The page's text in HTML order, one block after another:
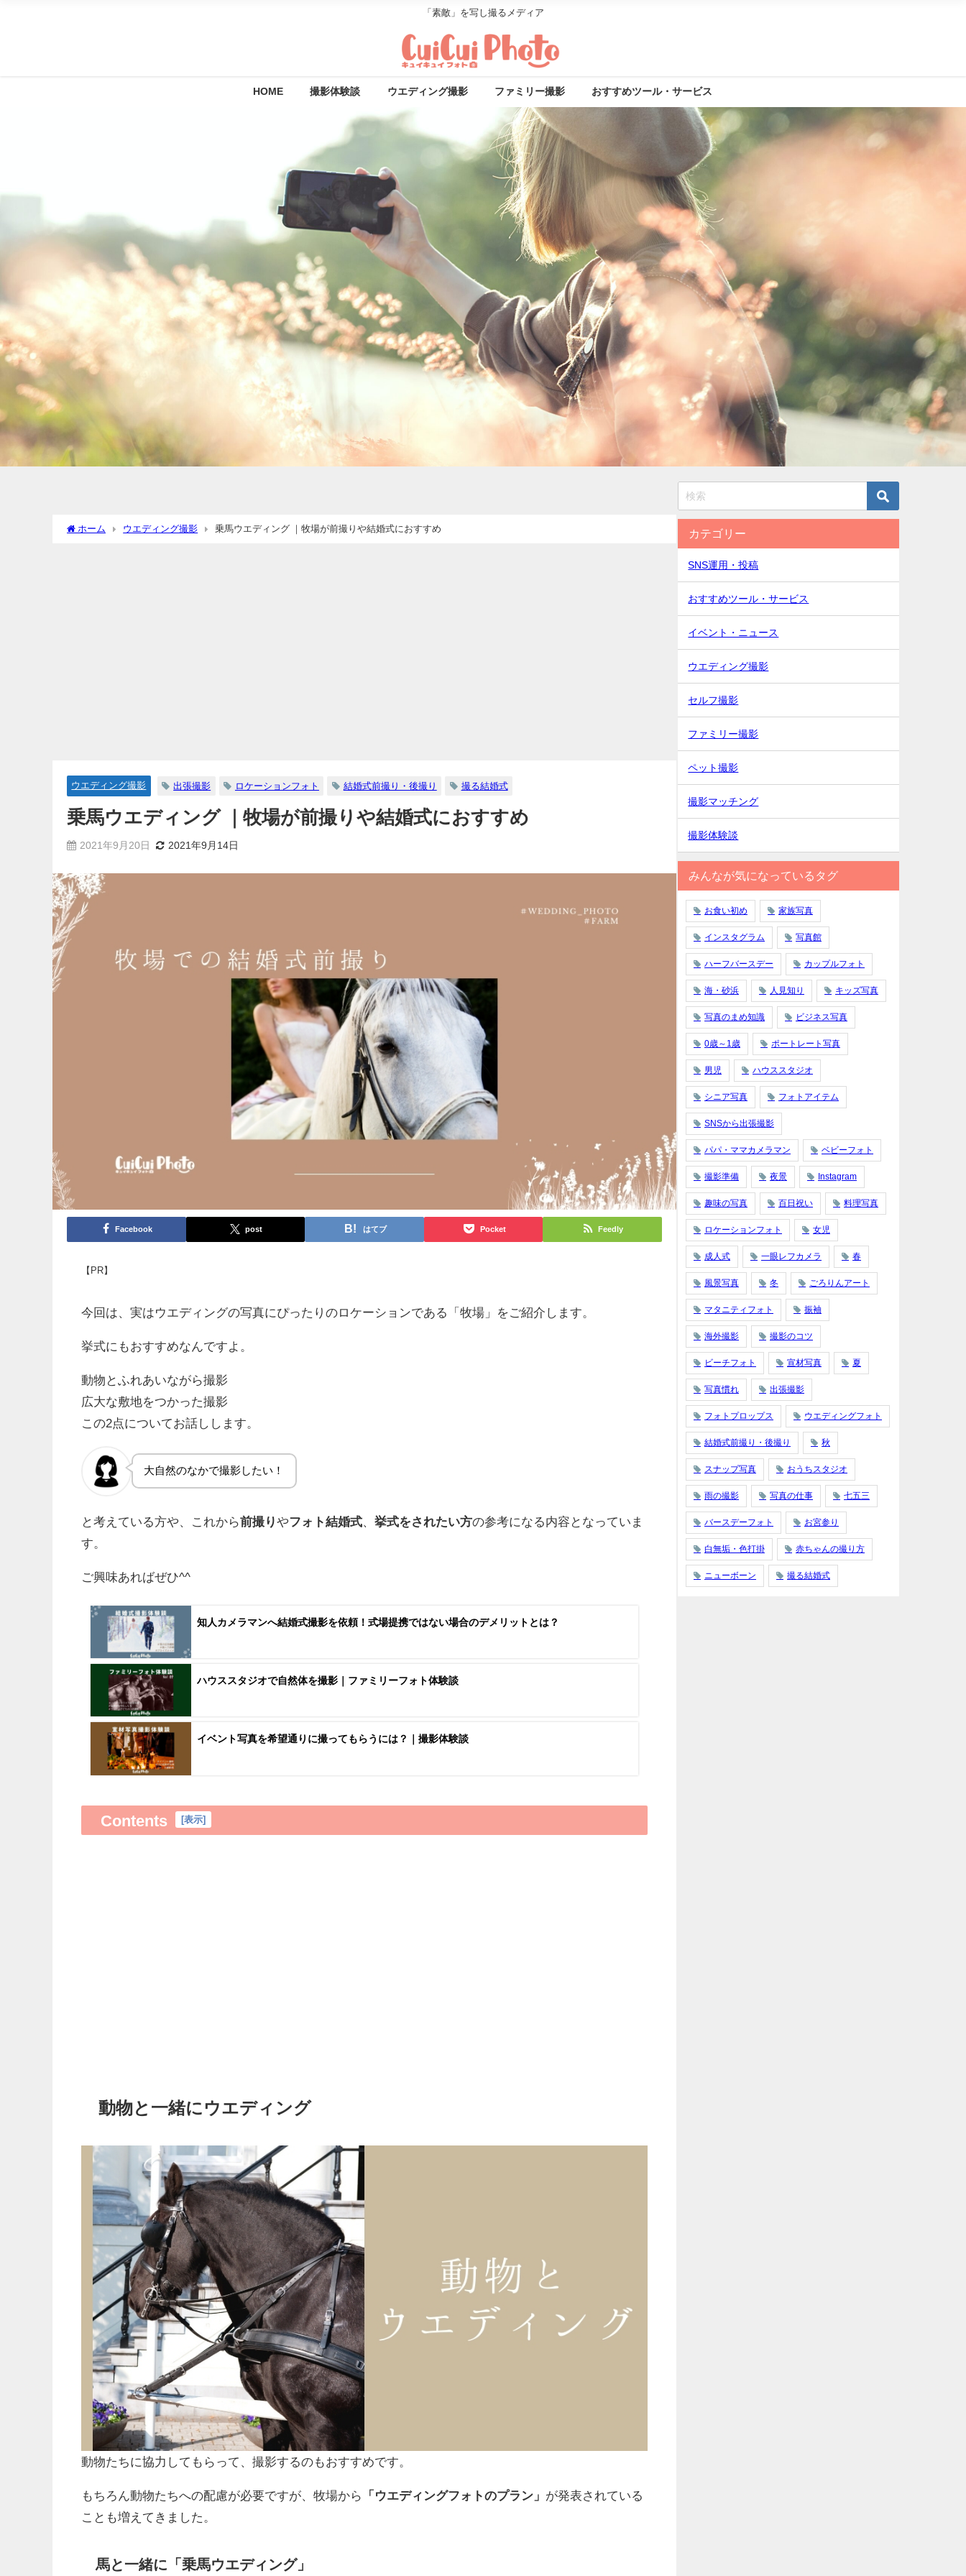
「素敵」を写し撮るメディア
HOME 撮影体験談 ウエディング撮影 ファミリー撮影 おすすめツール・サービス
ホーム ウエディング撮影 乗馬ウエディング ｜牧場が前撮りや結婚式におすすめ
ウエディング撮影 出張撮影 ロケーションフォト 結婚式前撮り・後撮り 撮る結婚式
乗馬ウエディング ｜牧場が前撮りや結婚式におすすめ
2021年9月20日 2021年9月14日
Facebook post はてブ Pocket Feedly
【PR】
今回は、実はウエディングの写真にぴったりのロケーションである「牧場」をご紹介します。
挙式にもおすすめなんですよ。
動物とふれあいながら撮影
広大な敷地をつかった撮影
この2点についてお話しします。
大自然のなかで撮影したい！
と考えている方や、これから前撮りやフォト結婚式 挙式をされたい方の参考になる内容となっていま
す。
ご興味あればぜひ^^
知人カメラマンへ結婚式撮影を依頼！式場提携ではない場合のデメリットとは？
ハウススタジオで自然体を撮影｜ファミリーフォト体験談
イベント写真を希望通りに撮ってもらうには？｜撮影体験談
Contents [表示]
動物と一緒にウエディング
動物たちに協力してもらって、撮影するのもおすすめです。
もちろん動物たちへの配慮が必要ですが、牧場から 「ウエディングフォトのプラン」 が発表されている
ことも増えてきました。
馬と一緒に「乗馬ウエディング」
カテゴリー
SNS運用・投稿
おすすめツール・サービス
イベント・ニュース
ウエディング撮影
セルフ撮影
ファミリー撮影
ペット撮影
撮影マッチング
撮影体験談
みんなが気になっているタグ
お食い初め 家族写真
インスタグラム 写真館
ハーフバースデー カップルフォト
海・砂浜 人見知り キッズ写真
写真のまめ知識 ビジネス写真
0歳～1歳 ポートレート写真
男児 ハウススタジオ
シニア写真 フォトアイテム
SNSから出張撮影
パパ・ママカメラマン ベビーフォト
撮影準備 夜景 Instagram
趣味の写真 百日祝い 料理写真
ロケーションフォト 女児
成人式 一眼レフカメラ 春
風景写真 冬 ごろりんアート
マタニティフォト 振袖
海外撮影 撮影のコツ
ビーチフォト 宣材写真 夏
写真慣れ 出張撮影
フォトプロップス ウエディングフォト
結婚式前撮り・後撮り 秋
スナップ写真 おうちスタジオ
雨の撮影 写真の仕事 七五三
バースデーフォト お宮参り
白無垢・色打掛 赤ちゃんの撮り方
ニューボーン 撮る結婚式